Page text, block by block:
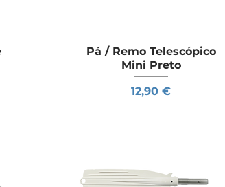
Visualização rápida
Pá / Remo Telescópico
Mini Preto
Preço
12,90 €